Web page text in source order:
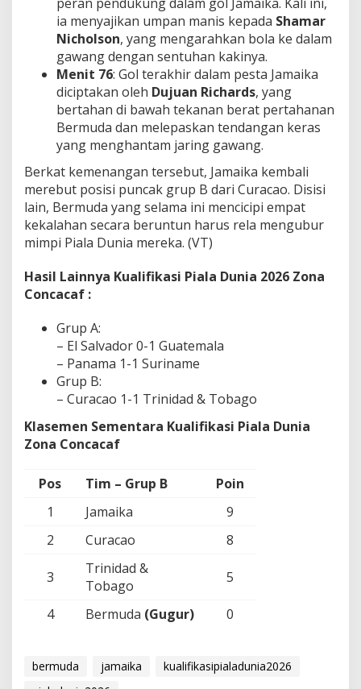
ia menyajikan umpan manis kepada Shamar
Nicholson, yang mengarahkan bola ke dalam
gawang dengan sentuhan kakinya.
Menit 76: Gol terakhir dalam pesta Jamaika
diciptakan oleh Dujuan Richards, yang
bertahan di bawah tekanan berat pertahanan
Bermuda dan melepaskan tendangan keras
yang menghantam jaring gawang.
Berkat kemenangan tersebut, Jamaika kembali
merebut posisi puncak grup B dari Curacao. Disisi
lain, Bermuda yang selama ini mencicipi empat
kekalahan secara beruntun harus rela mengubur
mimpi Piala Dunia mereka. (VT)
Hasil Lainnya Kualifikasi Piala Dunia 2026 Zona
Concacaf :
Grup A:
– El Salvador 0-1 Guatemala
– Panama 1-1 Suriname
Grup B:
– Curacao 1-1 Trinidad & Tobago
Klasemen Sementara Kualifikasi Piala Dunia
Zona Concacaf
Pos Tim – Grup B
Poin
1
Jamaika
9
2
Curacao 8
3
Trinidad &
Tobago
5
4 Bermuda (Gugur) 0
bermuda jamaika
kualifikasipialadunia2026